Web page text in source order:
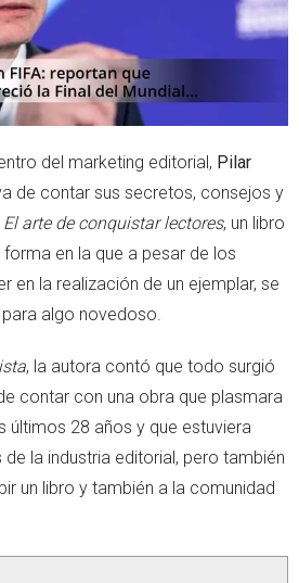
del marketing editorial, Pilar
de contar sus secretos, consejos y
El arte de conquistar lectores, un libro
en la que a pesar de los
en la realización de un ejemplar, se
algo novedoso.
, la autora contó que todo surgió
contar con una obra que plasmara
últimos 28 años y que estuviera
la industria editorial, pero también
un libro y también a la comunidad